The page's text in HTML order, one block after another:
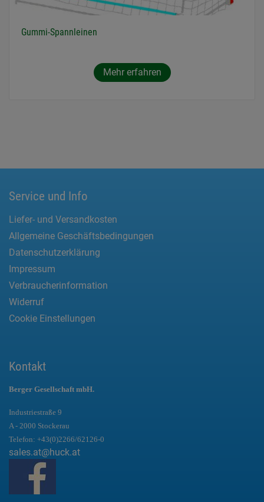
Gummi-Spannleinen
Mehr erfahren
Service und Info
Liefer- und Versandkosten
Allgemeine Geschäftsbedingungen
Datenschutzerklärung
Impressum
Verbraucherinformation
Widerruf
Cookie Einstellungen
Kontakt
Berger Gesellschaft mbH.
Industriestraße 9
A - 2000 Stockerau
Telefon: +43(0)2266/62126-0
sales.at@huck.at